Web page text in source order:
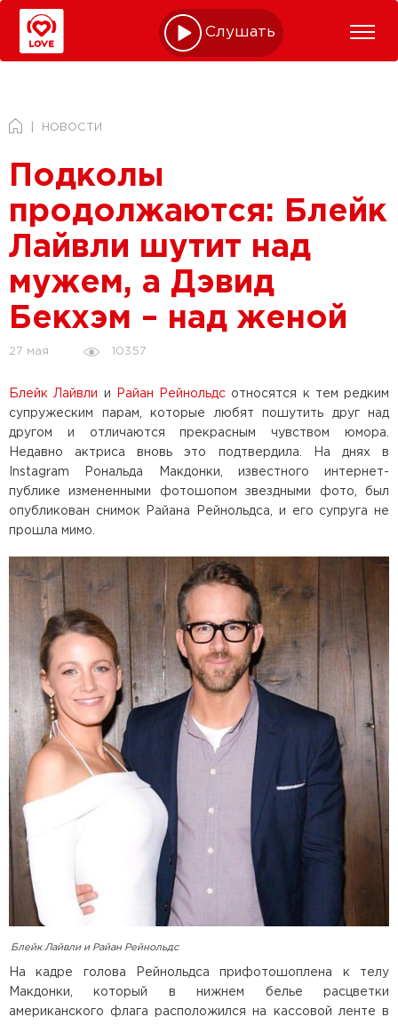
Слушать online
НОВОСТИ
Подколы
продолжаются: Блейк
Лайвли шутит над
мужем, а Дэвид
Бекхэм – над женой
27 мая 10357
Блейк Лайвли и Райан Рейнольдс относятся к тем редким
супружеским парам, которые любят пошутить друг над
другом и отличаются прекрасным чувством юмора.
Недавно актриса вновь это подтвердила. На днях в
Instagram Рональда Макдонки, известного интернет-
публике измененными фотошопом звездными фото, был
опубликован снимок Райана Рейнольдса, и его супруга не
прошла мимо.
Блейк Лайвли и Райан Рейнольдс
На кадре голова Рейнольдса прифотошоплена к телу
Макдонки, который в нижнем белье расцветки
американского флага расположился на кассовой ленте в